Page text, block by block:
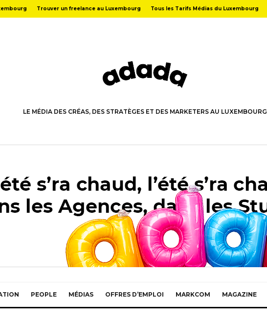
Trouver un freelance au Luxembourg Tous les Tarifs Médias du Luxembourg
LE MÉDIA DES CRÉAS, DES STRATÈGES ET DES MARKETERS AU LUXEMBOURG
PEOPLE MÉDIAS OFFRES D’EMPLOI MARKCOM MAGAZINE